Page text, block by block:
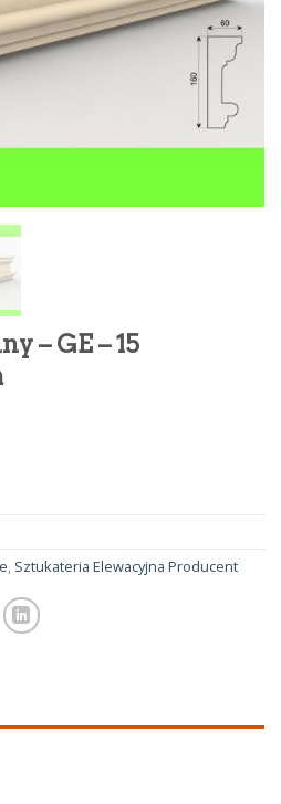
– GE – 15
, Sztukateria Elewacyjna Producent